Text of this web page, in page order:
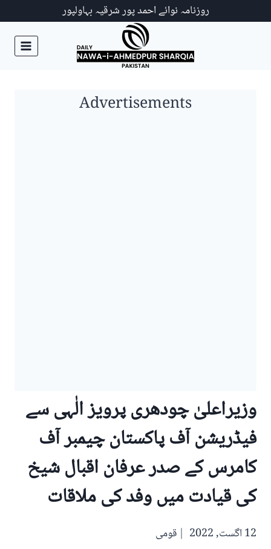
روزنامہ نوائے احمد پور شرقیہ بہاولپور
Advertisements
وزیراعلیٰ چودھری پرویز الٰہی سے
فیڈریشن آف پاکستان چیمبر آف
کامرس کے صدر عرفان اقبال شیخ
کی قیادت میں وفد کی ملاقات
12 اگست, 2022 قومی